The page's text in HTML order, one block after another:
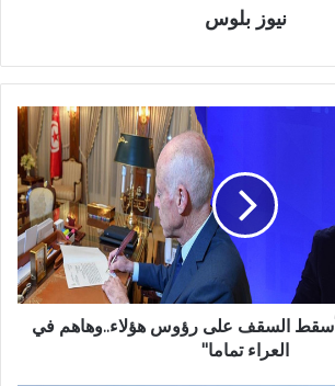
نيوز بلوس
السقف على رؤوس هؤلاء..وهاهم في
العراء تماما"